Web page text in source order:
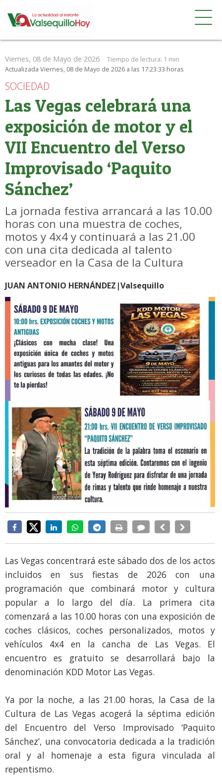
Viernes, 08 de Mayo de 2026 Tiempo de lectura: 1 min
Actualizada Viernes, 08 de Mayo de 2026 a las 17:23:33 horas
SOCIEDAD
Las Vegas celebrará una
exposición de motor y el
VII Encuentro del Verso
Improvisado ‘Paquito
Sánchez’
La jornada festiva arrancará a las 10.00
horas con una muestra de coches,
motos y 4x4 y continuará a las 21.00
con una cita dedicada al talento
verseador en la Casa de la Cultura
JUAN ANTONIO HERNÁNDEZ|Valsequillo
Las Vegas concentrará este sábado dos de los actos
incluidos en sus fiestas de 2026 con una
programación que combinará motor y cultura
popular a lo largo del día. La primera cita
comenzará a las 10.00 horas con una exposición de
coches clásicos, coches personalizados, motos y
vehículos 4x4 en la cancha de Las Vegas. El
encuentro es gratuito se desarrollará bajo la
denominación KDD Motor Las Vegas.
Ya por la noche, a las 21.00 horas, la Casa de la
Cultura de Las Vegas acogerá la séptima edición
del Encuentro del Verso Improvisado ‘Paquito
Sánchez’, una convocatoria dedicada a la tradición
oral y al homenaje a esta figura vinculada al
repentismo.